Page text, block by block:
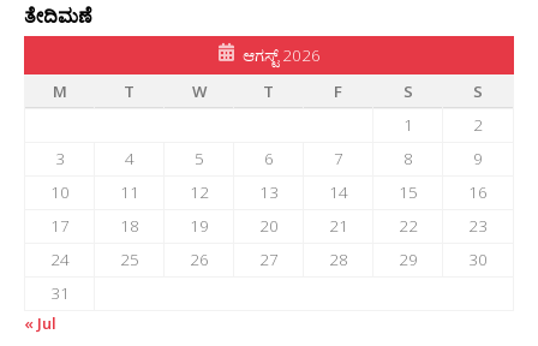
ತೇದಿಮಣೆ
ಆಗಸ್ಟ್ 2026
M
T W T F S
S
1
2
3
4 5 6 7 8
9
10
11 12 13 14 15
16
17
18 19 20 21 22
23
24
25 26 27 28 29
30
31
« Jul